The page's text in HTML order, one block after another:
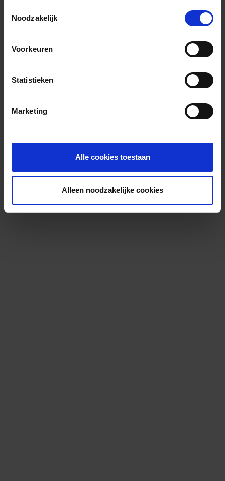
Noodzakelijk
Voorkeuren
Statistieken
Marketing
Alle cookies toestaan
Alleen noodzakelijke cookies